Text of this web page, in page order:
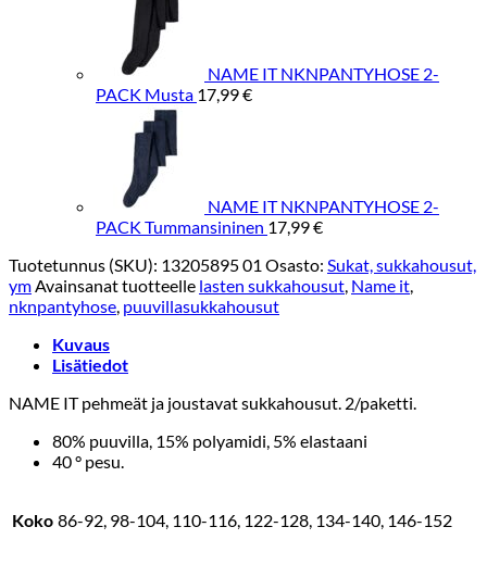
NAME IT NKNPANTYHOSE 2-
PACK Musta 17,99€
NAME IT NKNPANTYHOSE 2-
PACK Tummansininen 17,99€
Tuotetunnus (SKU): 13205895 01 Osasto: Sukat, sukkahousut,
ymAvainsanat tuotteelle lasten sukkahousut, Name it,
nknpantyhose, puuvillasukkahousut
Kuvaus
Lisätiedot
NAME IT pehmeät ja joustavat sukkahousut. 2/paketti.
80% puuvilla, 15% polyamidi, 5% elastaani
40 ° pesu.
Koko 86-92, 98-104, 110-116, 122-128, 134-140, 146-152